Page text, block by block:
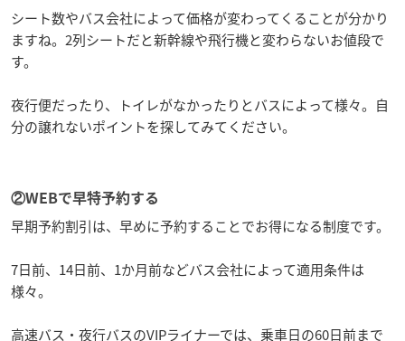
シート数やバス会社によって価格が変わってくることが分かり
ますね。2列シートだと新幹線や飛行機と変わらないお値段で
す。
夜行便だったり、トイレがなかったりとバスによって様々。自
分の譲れないポイントを探してみてください。
②WEBで早特予約する
早期予約割引は、早めに予約することでお得になる制度です。
7日前、14日前、1か月前などバス会社によって適用条件は
様々。
高速バス・夜行バスのVIPライナーでは、乗車日の60日前まで